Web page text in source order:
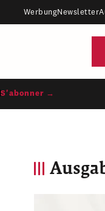
WerbungNewsletter
S'abonner →